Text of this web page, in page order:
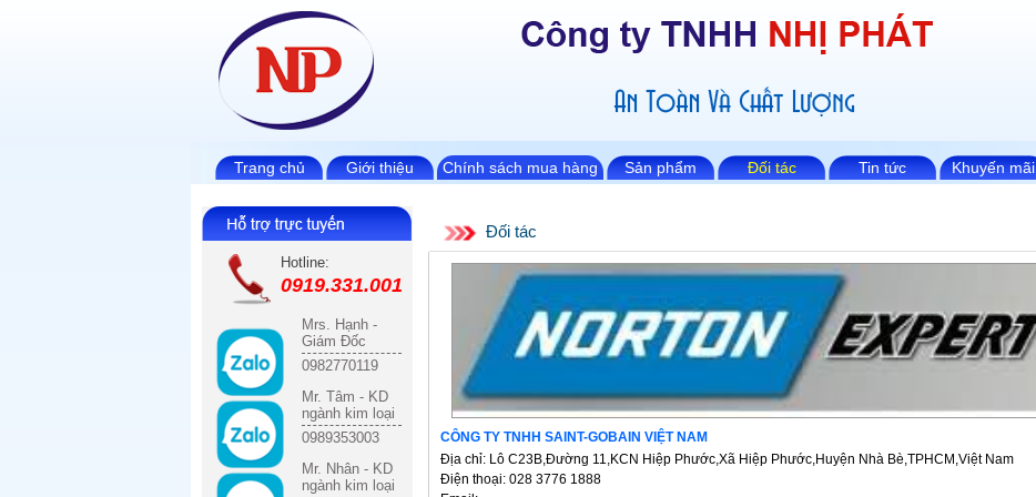
Trang chủ Giới thiệu Chính sách mua hàng Sản phẩm Đối tác Tin tức Khuyến mãi
Hotline:
0919.331.001
Mrs. Hạnh -
Giám Đốc
0982770119
Mr. Tâm - KD
ngành kim loại
0989353003
Mr. Nhân - KD
ngành kim loại
Đối tác
CÔNG TY TNHH SAINT-GOBAIN VIỆT NAM
Địa chỉ: Lô C23B,Đường 11,KCN Hiệp Phước,Xã Hiệp Phước,Huyện Nhà Bè,TPHCM,Việt Nam
Điện thoại: 028 3776 1888